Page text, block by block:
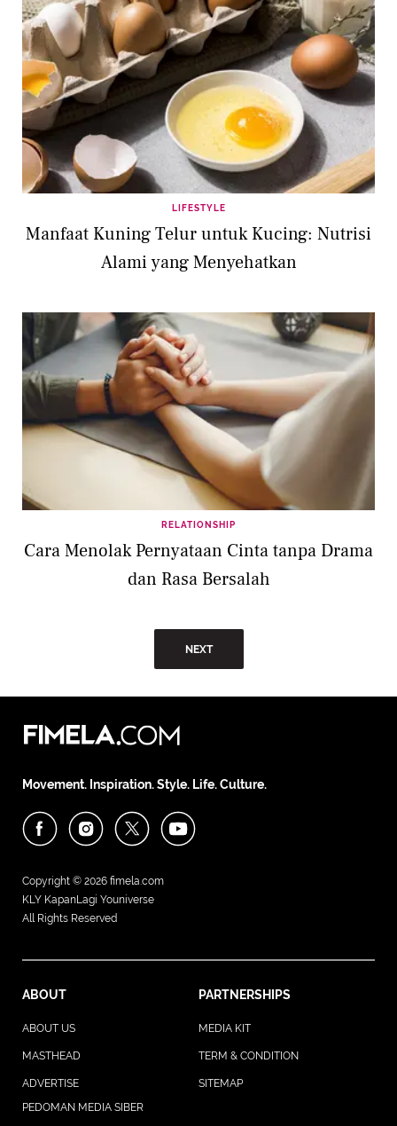
LIFESTYLE
Manfaat Kuning Telur untuk Kucing: Nutrisi
Alami yang Menyehatkan
RELATIONSHIP
Cara Menolak Pernyataan Cinta tanpa Drama
dan Rasa Bersalah
NEXT
Movement. Inspiration. Style. Life. Culture.
Copyright © 2026 fimela.com
KLY KapanLagi Youniverse
All Rights Reserved
ABOUT PARTNERSHIPS
ABOUT US MEDIA KIT
MASTHEAD TERM & CONDITION
ADVERTISE
SITEMAP
PEDOMAN MEDIA SIBER